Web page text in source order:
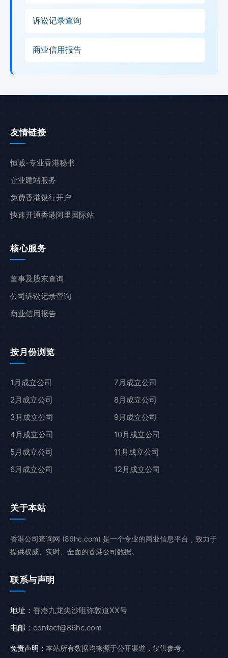
诉讼记录查询
商业信用报告
友情链接
恒诚-专业香港秘书
企业建站服务
免费香港银行开户
快速开通香港阿里国际站
核心服务
董事及股东查询
公司诉讼记录查询
商业信用报告
按月份浏览
1月成立公司
2月成立公司
3月成立公司
4月成立公司
5月成立公司
6月成立公司
7月成立公司
8月成立公司
9月成立公司
10月成立公司
11月成立公司
12月成立公司
关于本站
香港公司查询网 (86hc.com) 是一个专业的商业信息平台，致力于
提供权威、实时、全面的香港公司数据。
联系与声明
地址： 香港九龙尖沙咀弥敦道XX号
电邮： contact@86hc.com
免责声明： 本站所有数据均来源于公开渠道，仅供参考。